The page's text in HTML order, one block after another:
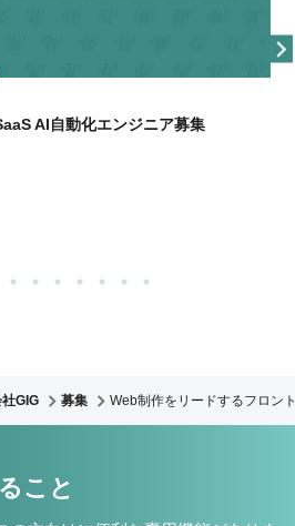
AI自動化エンジニア募集
GIG 募集 Web制作をリードするフロン
こと